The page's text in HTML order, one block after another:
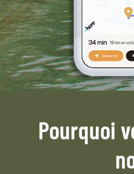
Pourquoi